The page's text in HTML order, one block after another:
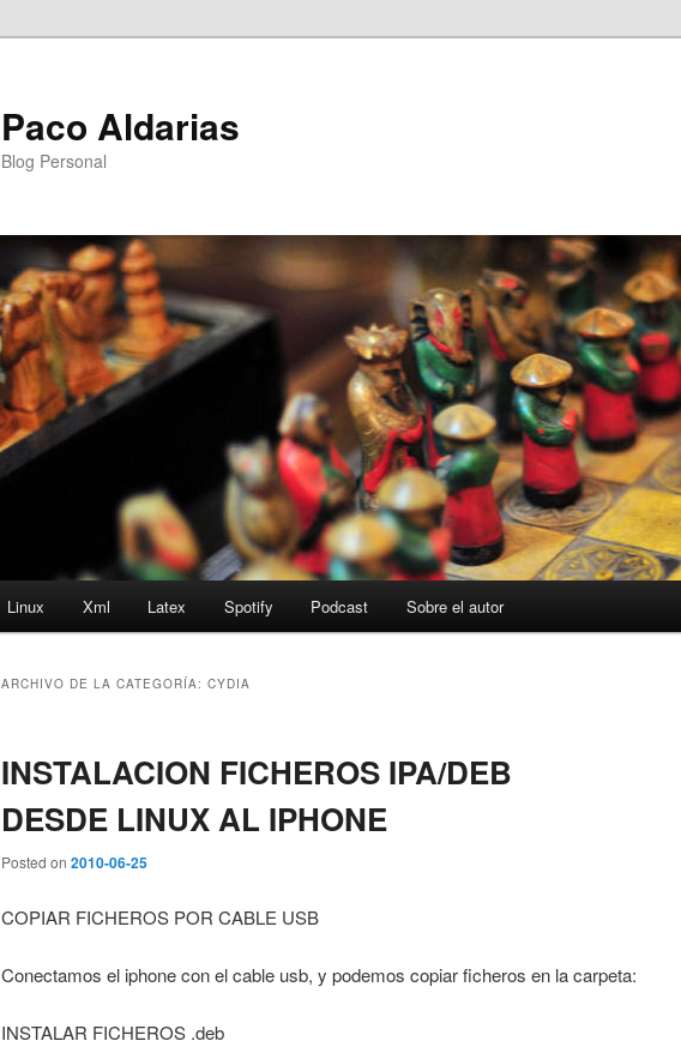
Paco Aldarias
Blog Personal
Linux Xml Latex Spotify Podcast Sobre el autor
ARCHIVO DE LA CATEGORÍA: CYDIA
INSTALACION FICHEROS IPA/DEB
DESDE LINUX AL IPHONE
Posted on 2010-06-25
COPIAR FICHEROS POR CABLE USB
Conectamos el iphone con el cable usb, y podemos copiar ficheros en la carpeta:
INSTALAR FICHEROS .deb